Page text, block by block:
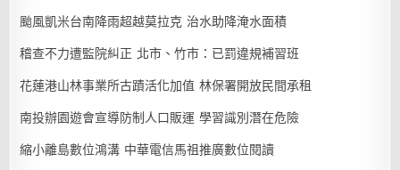
颱風凱米台南降雨超越莫拉克 治水助降淹水面積
稽查不力遭監院糾正 北市、竹市：已罰違規補習班
花蓮港山林事業所古蹟活化加值 林保署開放民間承租
南投辦園遊會宣導防制人口販運 學習識別潛在危險
縮小離島數位鴻溝 中華電信馬祖推廣數位閱讀